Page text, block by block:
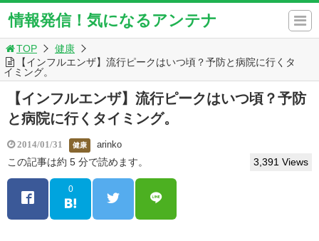
情報発信！気になるアンテナ
TOP
健康
【インフルエンザ】流行ピークはいつ頃？予防と病院に行くタ
イミング。
【インフルエンザ】流行ピークはいつ頃？予防
と病院に行くタイミング。
2014/01/31 健康 arinko
この記事は約 5 分で読めます。 3,391 Views
0